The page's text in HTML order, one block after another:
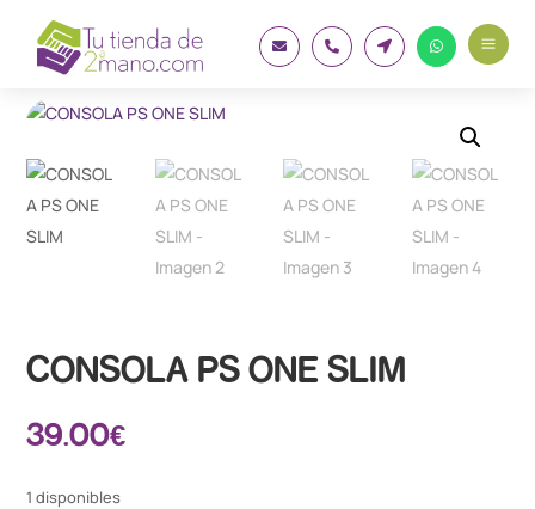
    a
CONSOLA PS ONE SLIM
39.00€
1 disponibles